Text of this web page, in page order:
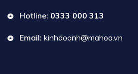
Hotline: 0333 000 313
Email: kinhdoanh@mahoa.vn